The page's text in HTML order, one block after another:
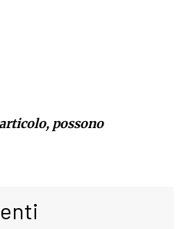
possono